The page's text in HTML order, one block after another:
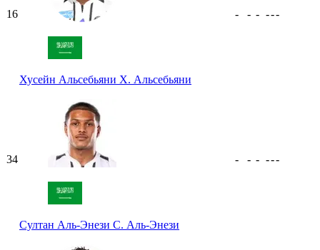
16
Хусейн Альсебьяни Х. Альсебьяни
- - - ---
34
Султан Аль-Энези С. Аль-Энези
- - - ---